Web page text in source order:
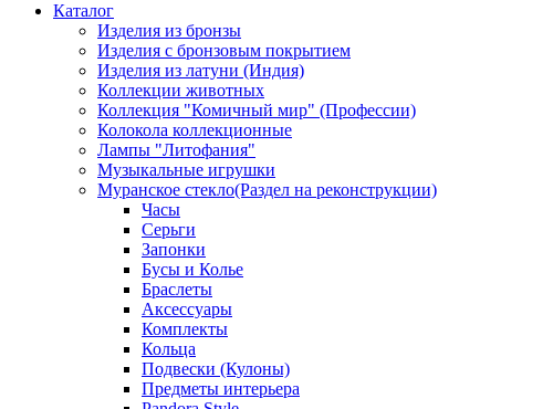
Каталог
Изделия из бронзы
Изделия с бронзовым покрытием
Изделия из латуни (Индия)
Коллекции животных
Коллекция "Комичный мир" (Профессии)
Колокола коллекционные
Лампы "Литофания"
Музыкальные игрушки
Муранское стекло(Раздел на реконструкции)
Часы
Серьги
Запонки
Бусы и Колье
Браслеты
Аксессуары
Комплекты
Кольца
Подвески (Кулоны)
Предметы интерьера